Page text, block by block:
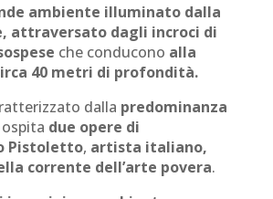
ambiente illuminato dalla
attraversato dagli incroci di
che conducono alla
40 metri di profondità.
dalla predominanza
due opere di
Pistoletto, artista italiano,
corrente dell’arte povera.